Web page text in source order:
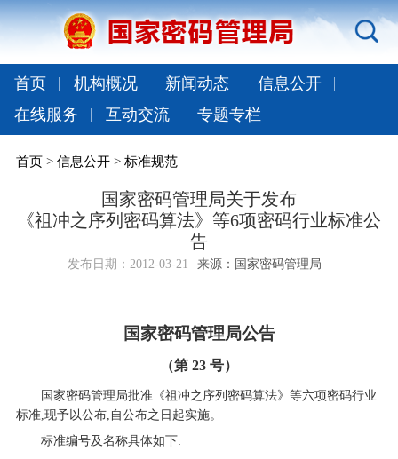
首页 机构概况 新闻动态
信息公开
在线服务
互动交流 专题专栏
首页> 信息公开> 标准规范
国家密码管理局关于发布
《祖冲之序列密码算法》等6项密码行业标准公
告
发布日期： 2012-03-21 来源：国家密码管理局
国家密码管理局公告
（第 23 号）
国家密码管理局批准《祖冲之序列密码算法》等六项密码行业
标准,现予以公布,自公布之日起实施。
标准编号及名称具体如下: